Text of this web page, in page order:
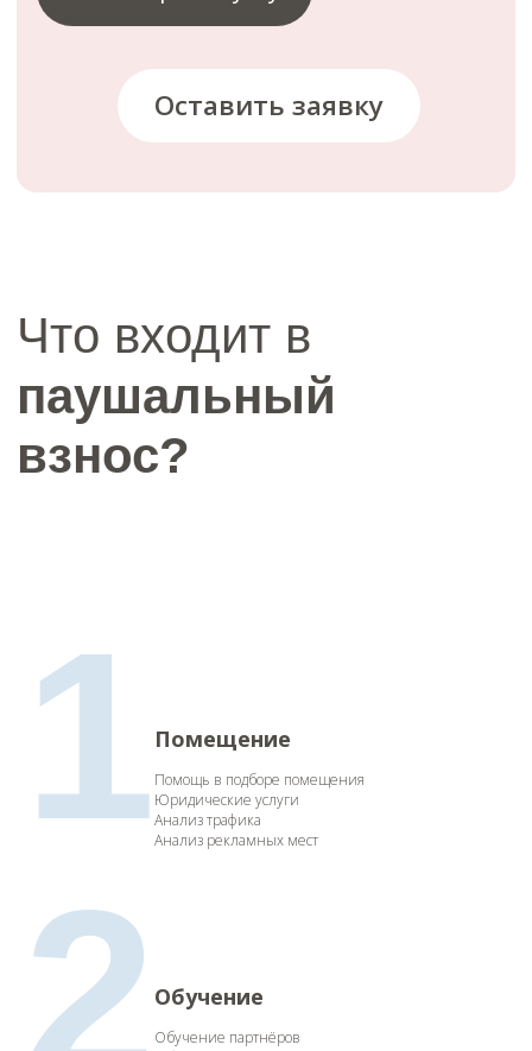
Помещение
Помощь в подборе помещения
Юридические услуги
Анализ трафика
Анализ рекламных мест
1
Обучение
Обучение партнёров
2